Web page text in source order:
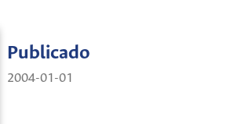
Publicado
2004-01-01